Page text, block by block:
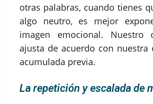
otras palabras, cuando tienes
algo neutro, es mejor
imagen emocional. Nuestro
ajusta de acuerdo con nuestra
acumulada previa.
La repetición y escalada de